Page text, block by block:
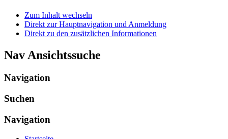
Zum Inhalt wechseln
Direkt zur Hauptnavigation und Anmeldung
Direkt zu den zusätzlichen Informationen
Nav Ansichtssuche
Navigation
Suchen
Navigation